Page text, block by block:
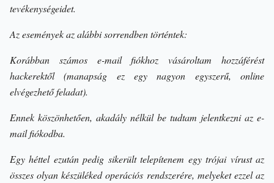
tevékenységeidet.
Az események az alábbi sorrendben történtek:
Korábban számos e-mail fiókhoz vásároltam hozzáférést
hackerektől (manapság ez egy nagyon egyszerű, online
elvégezhető feladat).
Ennek köszönhetően, akadály nélkül be tudtam jelentkezni az e-
mail fiókodba.
Egy héttel ezután pedig sikerült telepítenem egy trójai vírust az
összes olyan készüléked operációs rendszerére, melyeket ezzel az